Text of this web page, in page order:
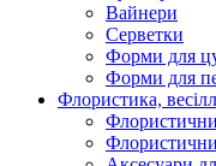
Вайнери
Серветки
Форми для
Форми для
Флористика,